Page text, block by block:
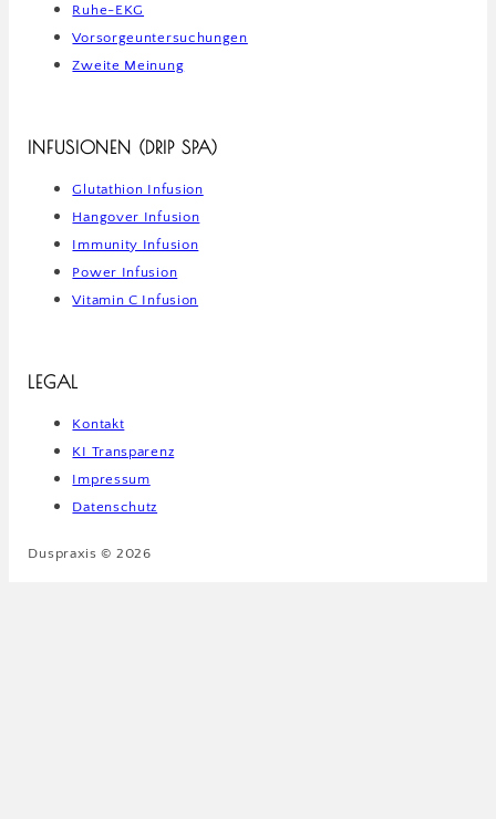
Ruhe-EKG
Vorsorgeuntersuchungen
Zweite Meinung
INFUSIONEN (DRIP SPA)
Glutathion Infusion
Hangover Infusion
Immunity Infusion
Power Infusion
Vitamin C Infusion
LEGAL
Kontakt
KI Transparenz
Impressum
Datenschutz
Duspraxis © 2026